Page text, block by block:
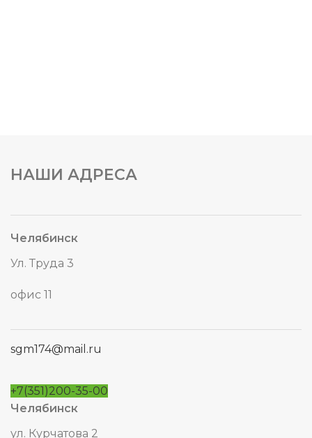
НАШИ АДРЕСА
Челябинск
Ул. Труда 3
офис 11
sgm174@mail.ru
+7(351)200-35-00
Челябинск
ул. Курчатова 2